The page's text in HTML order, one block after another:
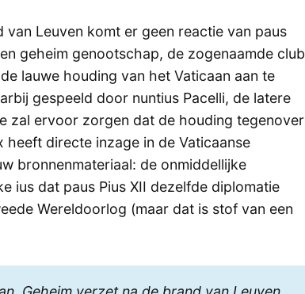
Leuven komt er geen reactie van paus
geheim genootschap, de zogenaamde club
lauwe houding van het Vaticaan aan te
gespeeld door nuntius Pacelli, de latere
zal ervoor zorgen dat de houding tegenover
directe inzage in de Vaticaanse
bronnenmateriaal: de onmiddellijke
ius dat paus Pius XII dezelfde diplomatie
Wereldoorlog (maar dat is stof van een